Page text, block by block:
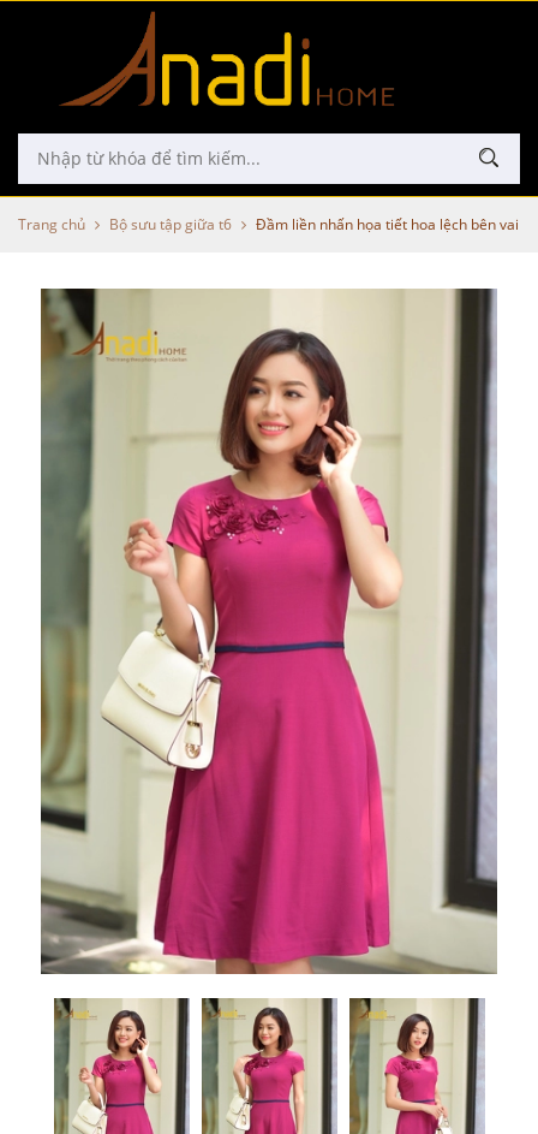
Trang chủ Bộ sưu tập giữa t6 Đầm liền nhấn họa tiết hoa lệch bên vai